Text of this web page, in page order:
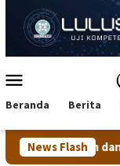
konten
Mobile
Beranda Berita
News Flash
Depan Anak